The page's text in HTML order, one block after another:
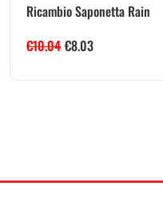
Ricambio Saponetta Rain
€10.04 €8.03